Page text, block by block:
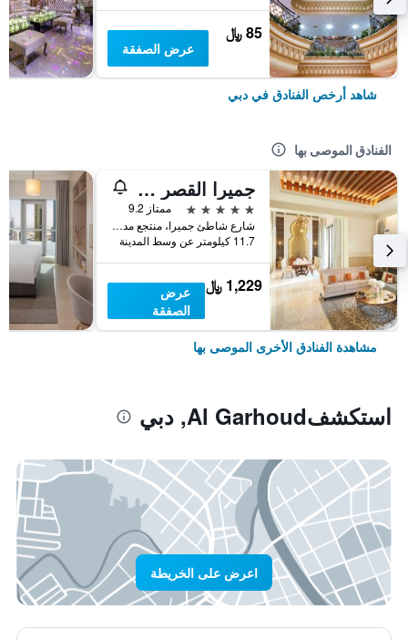
85 ﷼
عرض الصفقة
شاهد أرخص الفنادق في دبي
الفنادق الموصى بها
جميرا القصر دبي
5 نجوم
ممتاز 9.2
شارع شاطئ جميرا، منتجع مدينة جميرا، الصفوح ص ب 75157, دبي, الامارات العربية المتحدة
11.7 كيلومتر عن وسط المدينة
1,229 ﷼
عرض
الصفقة
مشاهدة الفنادق الأخرى الموصى بها
استكشفAl Garhoud, دبي
اعرض على الخريطة